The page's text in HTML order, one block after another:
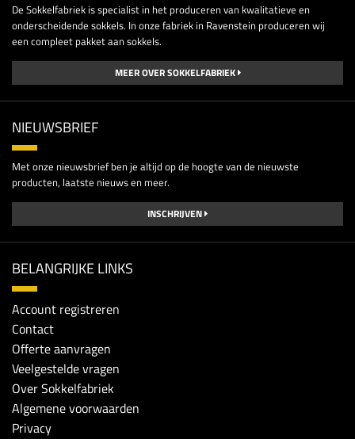
De Sokkelfabriek is specialist in het produceren van kwalitatieve en
onderscheidende sokkels. In onze fabriek in Ravenstein produceren wij
een compleet pakket aan sokkels.
MEER OVER SOKKELFABRIEK
NIEUWSBRIEF
Met onze nieuwsbrief ben je altijd op de hoogte van de nieuwste
producten, laatste nieuws en meer.
INSCHRIJVEN
BELANGRIJKE LINKS
Account registreren
Contact
Offerte aanvragen
Veelgestelde vragen
Over Sokkelfabriek
Algemene voorwaarden
Privacy